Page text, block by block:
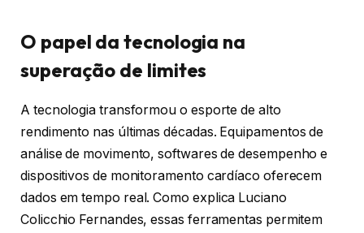
O papel da tecnologia na
superação de limites
A tecnologia transformou o esporte de alto
rendimento nas últimas décadas. Equipamentos de
análise de movimento, softwares de desempenho e
dispositivos de monitoramento cardíaco oferecem
dados em tempo real. Como explica Luciano
Colicchio Fernandes, essas ferramentas permitem